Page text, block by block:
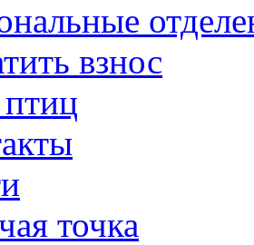
взнос
точка